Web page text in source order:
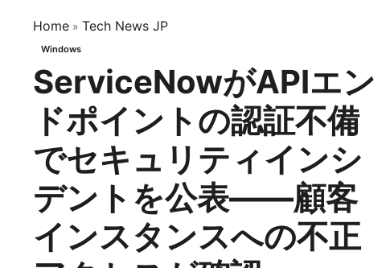
Home » Tech News JP
Windows
ServiceNowがAPIエン
ドポイントの認証不備
でセキュリティインシ
デントを公表——顧客
インスタンスへの不正